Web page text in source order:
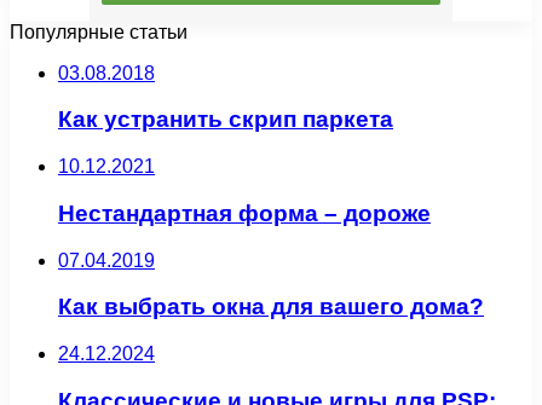
Популярные статьи
03.08.2018
Как устранить скрип паркета
10.12.2021
Нестандартная форма – дороже
07.04.2019
Как выбрать окна для вашего дома?
24.12.2024